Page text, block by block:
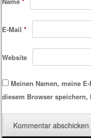
E-Mail*
Website
Meinen Namen, meine
diesem Browser